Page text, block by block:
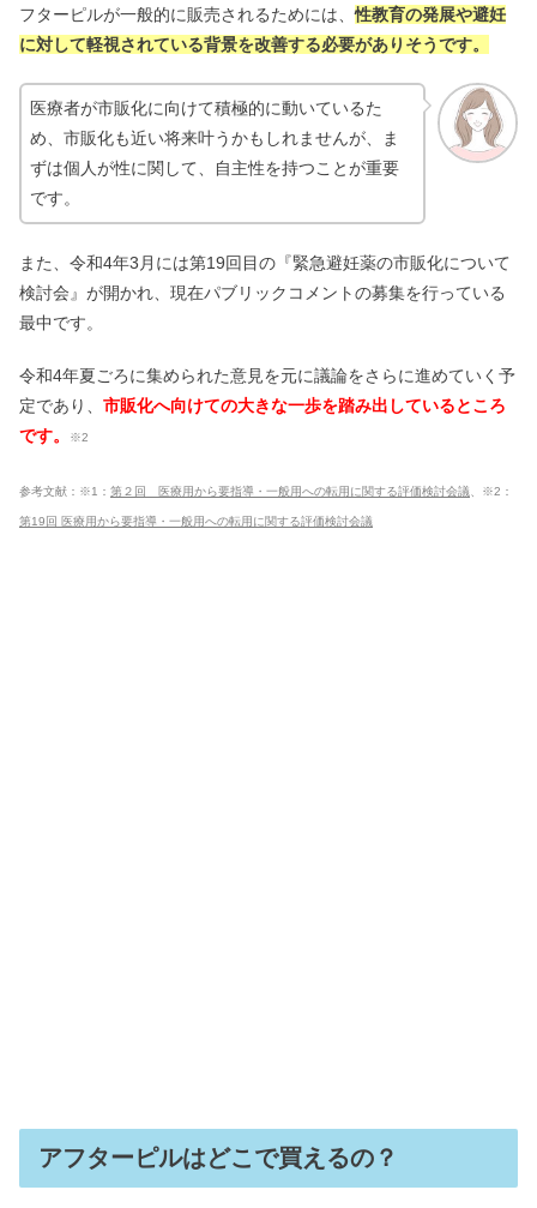
フターピルが一般的に販売されるためには、性教育の発展や避妊
に対して軽視されている背景を改善する必要がありそうです。
医療者が市販化に向けて積極的に動いているた
め、市販化も近い将来叶うかもしれませんが、ま
ずは個人が性に関して、自主性を持つことが重要
です。
また、令和4年3月には第19回目の『緊急避妊薬の市販化について
検討会』が開かれ、現在パブリックコメントの募集を行っている
最中です。
令和4年夏ごろに集められた意見を元に議論をさらに進めていく予
定であり、 市販化へ向けての大きな一歩を踏み出しているところ
です。
※2
参考文献：※1： 第２回 医療用から要指導・一般用への転用に関する評価検討会議 、※2：
第19回 医療用から要指導・一般用への転用に関する評価検討会議
アフターピルはどこで買えるの？